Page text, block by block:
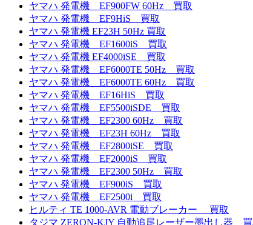
ヤマハ 発電機 EF900FW 60Hz 買取
ヤマハ 発電機 EF9HiS 買取
ヤマハ 発電機 EF23H 50Hz 買取
ヤマハ 発電機 EF1600iS 買取
ヤマハ 発電機 EF4000iSE 買取
ヤマハ 発電機 EF6000TE 50Hz 買取
ヤマハ 発電機 EF6000TE 60Hz 買取
ヤマハ 発電機 EF16HiS 買取
ヤマハ 発電機 EF5500iSDE 買取
ヤマハ 発電機 EF2300 60Hz 買取
ヤマハ 発電機 EF23H 60Hz 買取
ヤマハ 発電機 EF2800iSE 買取
ヤマハ 発電機 EF2000iS 買取
ヤマハ 発電機 EF2300 50Hz 買取
ヤマハ 発電機 EF900iS 買取
ヤマハ 発電機 EF2500i 買取
ヒルティ TE 1000-AVR 電動ブレーカー 買取
タジマ ZERON-KJY 自動追尾レーザー墨出し器 買